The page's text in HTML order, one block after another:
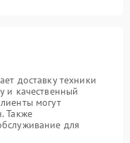
доставку техники
и качественный
могут
Также
для